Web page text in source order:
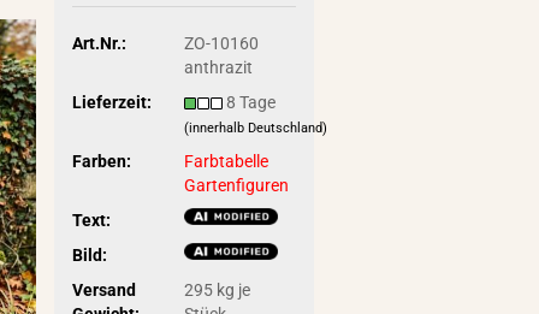
Art.Nr.:
ZO-10160
anthrazit
Lieferzeit:
8 Tage
(innerhalb Deutschland)
Farben:
Farbtabelle
Gartenfiguren
Text:
Bild:
Versand
295kg je